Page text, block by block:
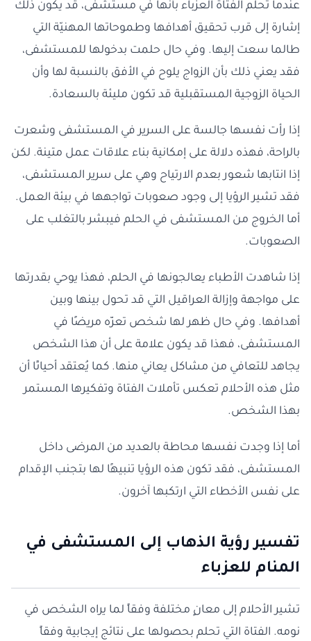
عندما تحلم الفتاة العزباء بأنها في مستشفى، قد يكون ذلك
إشارة إلى قرب تحقيق أهدافها وطموحاتها المهنيّة التي
طالما سعت إليها. وفي حال حلمت بدخولها للمستشفى،
فقد يعني ذلك بأن الزواج يلوح في الأفق بالنسبة لها وأن
الحياة الزوجية المستقبلية قد تكون مليئة بالسعادة.
إذا رأت نفسها جالسة على السرير في المستشفى وشعرت
بالراحة، فهذه دلالة على إمكانية بناء علاقات عمل متينة. لكن
إذا انتابها شعور بعدم الارتياح وهي على سرير المستشفى،
فقد تشير الرؤيا إلى وجود صعوبات تواجهها في بيئة العمل.
أما الخروج من المستشفى في الحلم فيبشر بالتغلب على
الصعوبات.
إذا شاهدت الأطباء يعالجونها في الحلم، فهذا يوحي بقدرتها
على مواجهة وإزالة العراقيل التي قد تحول بينها وبين
أهدافها. وفي حال ظهر لها شخص تعزّه مريضًا في
المستشفى، فهذا قد يكون علامة على أن هذا الشخص
يجاهد للتعافي من مشاكل يعاني منها. كما يُعتقد أحيانًا أن
مثل هذه الأحلام تعكس تأملات الفتاة وتفكيرها المستمر
بهذا الشخص.
أما إذا وجدت نفسها محاطة بالعديد من المرضى داخل
المستشفى، فقد تكون هذه الرؤيا تنبيهًا لها بتجنب الإقدام
على نفس الأخطاء التي ارتكبها آخرون.
تفسير رؤية الذهاب إلى المستشفى في
المنام للعزباء
تشير الأحلام إلى معانٍ مختلفة وفقاً لما يراه الشخص في
نومه. الفتاة التي تحلم بحصولها على نتائج إيجابية وفقاً